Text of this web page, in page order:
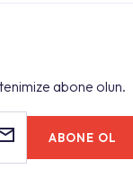
abone olun.
ABONE OL